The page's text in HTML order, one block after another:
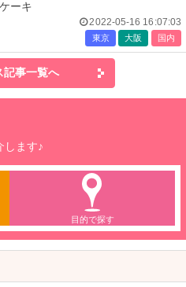
ーキ
2022-05-16 16:07:03
東京 大阪 国内
記事一覧へ
します♪
目的で探す